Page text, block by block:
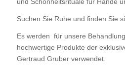
Suchen Sie Ruhe und finden Sie
Es werden für unsere
hochwertige Produkte der
Gertraud Gruber verwendet.